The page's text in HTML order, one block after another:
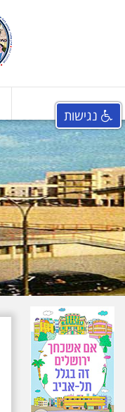
נגישות